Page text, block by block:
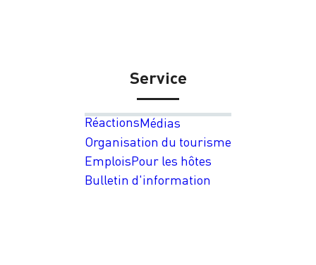
Service
RéactionsMédias
Organisation du tourisme
EmploisPour les hôtes
Bulletin d'information